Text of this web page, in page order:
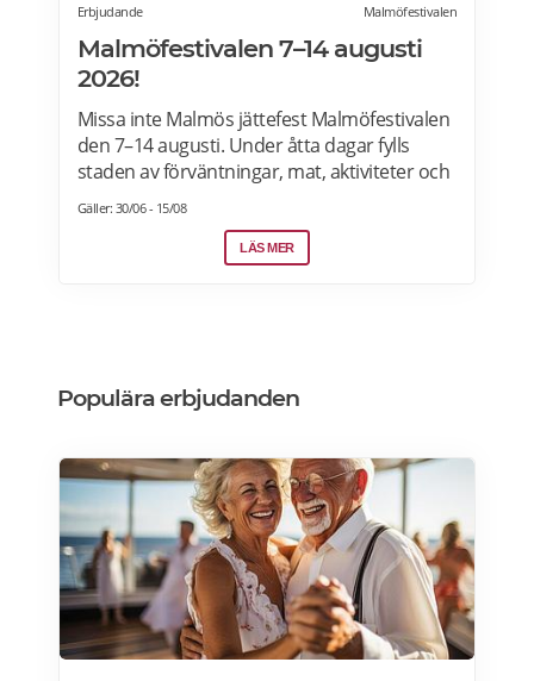
Erbjudande Malmöfestivalen
Malmöfestivalen 7–14 augusti
2026!
Missa inte Malmös jättefest Malmöfestivalen
den 7–14 augusti. Under åtta dagar fylls
staden av förväntningar, mat, aktiviteter och
artister. Hela programmet är gratis! Läs
Gäller: 30/06 - 15/08
LÄS MER
Populära erbjudanden